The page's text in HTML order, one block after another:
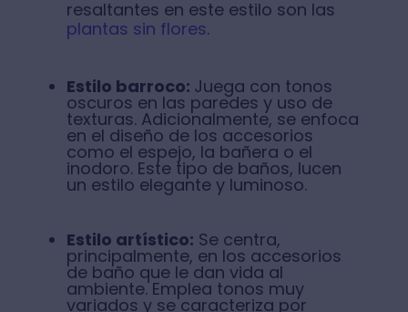
resaltantes en este estilo son las
plantas sin flores.
Estilo barroco: Juega con tonos
oscuros en las paredes y uso de
texturas. Adicionalmente, se enfoca
en el diseño de los accesorios
como el espejo, la bañera o el
inodoro. Este tipo de baños, lucen
un estilo elegante y luminoso.
Estilo artístico: Se centra,
principalmente, en los accesorios
de baño que le dan vida al
ambiente. Emplea tonos muy
variados y se caracteriza por